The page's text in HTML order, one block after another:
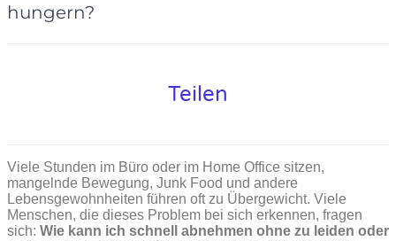
hungern?
Teilen
Viele Stunden im Büro oder im Home Office sitzen,
mangelnde Bewegung, Junk Food und andere
Lebensgewohnheiten führen oft zu Übergewicht. Viele
Menschen, die dieses Problem bei sich erkennen, fragen
sich: Wie kann ich schnell abnehmen ohne zu leiden oder